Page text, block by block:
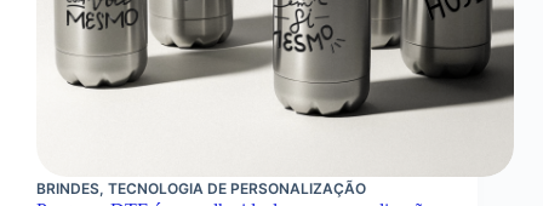
BRINDES, TECNOLOGIA DE PERSONALIZAÇÃO